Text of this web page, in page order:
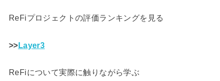
ReFiプロジェクトの評価ランキングを見る
>>Layer3
ReFiについて実際に触りながら学ぶ